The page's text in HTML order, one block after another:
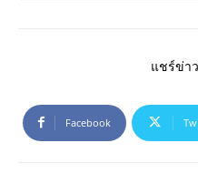
แชร์ข่า
Facebook